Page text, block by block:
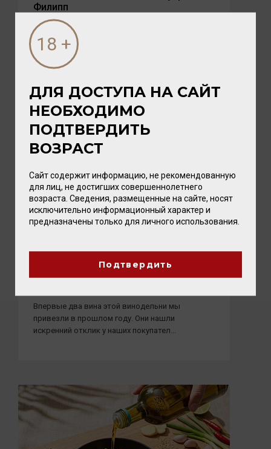
Филипп
Лето — время, когда хочется замедлиться,
выбраться на природу и разделить радость с
близкими. А чтобы это...
Новые вина Tenuta Ulisse: восемь
ярких представителей Абруццо уже в
Впервые два вина этой винодельни мы
привезли в прошлом году. Они нашли
искренний отклик у наших покупател...
ДЛЯ ДОСТУПА НА САЙТ
НЕОБХОДИМО
ПОДТВЕРДИТЬ
ВОЗРАСТ
Сайт содержит информацию, не рекомендованную
для лиц, не достигших совершеннолетнего
возраста. Сведения, размещенные на сайте, носят
исключительно информационный характер и
предназначены только для личного использования.
Подтвердить